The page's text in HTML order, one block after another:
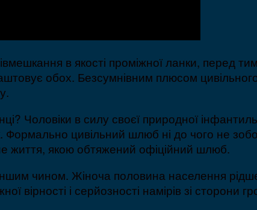
в якості проміжної ланки, перед
обох. Безсумнівним плюсом
Чоловіки в силу своєї природної
Формально цивільний шлюб ні до чого не
життя, якою обтяжений офіційний шлюб.
чином. Жіноча половина населення
вірності і серйозності намірів зі сторони